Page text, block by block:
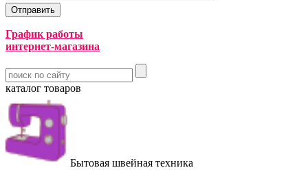
График работы
интернет-магазина
каталог товаров
Бытовая швейная техника